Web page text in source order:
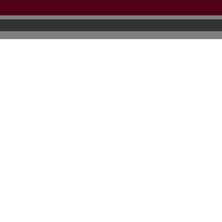
ustawienia przeglądarki internetowej.